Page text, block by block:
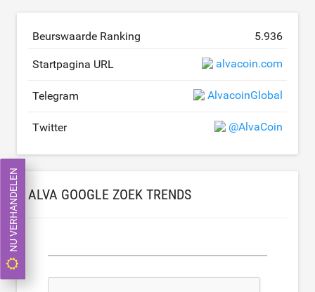
Beurswaarde Ranking 5.936
Startpagina URL alvacoin.com
Telegram AlvacoinGlobal
Twitter @AlvaCoin
ALVA GOOGLE ZOEK TRENDS
NU VERHANDELEN